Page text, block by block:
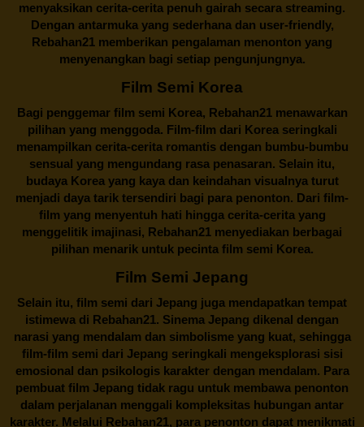
menyaksikan cerita-cerita penuh gairah secara streaming.
Dengan antarmuka yang sederhana dan user-friendly,
Rebahan21 memberikan pengalaman menonton yang
menyenangkan bagi setiap pengunjungnya.
Film Semi Korea
Bagi penggemar film semi Korea, Rebahan21menawarkan
pilihan yang menggoda. Film-film dari Korea seringkali
menampilkan cerita-cerita romantis dengan bumbu-bumbu
sensual yang mengundang rasa penasaran. Selain itu,
budaya Korea yang kaya dan keindahan visualnya turut
menjadi daya tarik tersendiri bagi para penonton. Dari film-
film yang menyentuh hati hingga cerita-cerita yang
menggelitik imajinasi, Rebahan21 menyediakan berbagai
pilihan menarik untuk pecinta film semi Korea.
Film Semi Jepang
Selain itu, film semi dari Jepang juga mendapatkan tempat
istimewa di Rebahan21. Sinema Jepang dikenal dengan
narasi yang mendalam dan simbolisme yang kuat, sehingga
film-film semi dari Jepang seringkali mengeksplorasi sisi
emosional dan psikologis karakter dengan mendalam. Para
pembuat film Jepang tidak ragu untuk membawa penonton
dalam perjalanan menggali kompleksitas hubungan antar
karakter. Melalui Rebahan21, para penonton dapat menikmati